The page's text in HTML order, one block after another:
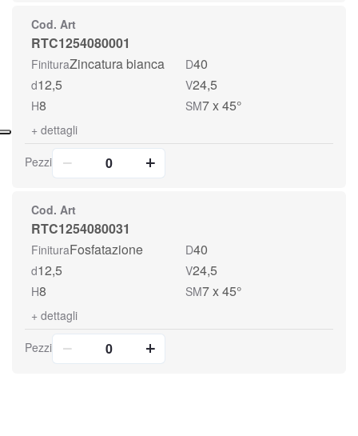
Cod. Art
RTC1254080001
FinituraZincatura bianca D40
d12,5 V24,5
H8 SM7 x 45°
+ dettagli
Pezzi
Cod. Art
RTC1254080031
FinituraFosfatazione D40
d12,5 V24,5
H8 SM7 x 45°
+ dettagli
Pezzi